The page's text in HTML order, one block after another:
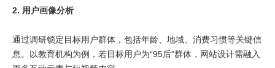
2. 用户画像分析
通过调研锁定目标用户群体，包括年龄、地域、消费习惯等关键信
息。以教育机构为例，若目标用户为“95后”群体，网站设计需融入